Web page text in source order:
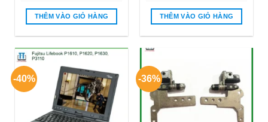
là:
₫400.000.
tại
₫150.000.
THÊM VÀO GIỎ HÀNG
là:
₫950.000.
tại
THÊM VÀO GIỎ HÀNG
-40% -36%